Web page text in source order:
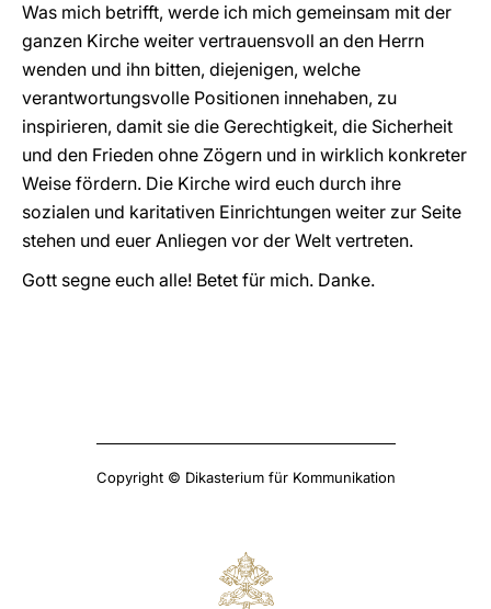
Was mich betrifft, werde ich mich gemeinsam mit der
ganzen Kirche weiter vertrauensvoll an den Herrn
wenden und ihn bitten, diejenigen, welche
verantwortungsvolle Positionen innehaben, zu
inspirieren, damit sie die Gerechtigkeit, die Sicherheit
und den Frieden ohne Zögern und in wirklich konkreter
Weise fördern. Die Kirche wird euch durch ihre
sozialen und karitativen Einrichtungen weiter zur Seite
stehen und euer Anliegen vor der Welt vertreten.
Gott segne euch alle! Betet für mich. Danke.
Copyright © Dikasterium für Kommunikation